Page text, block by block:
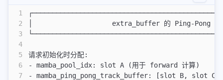
1
2
3
4
5
6
7
│                    extra_buffer 的 Ping-
请求初始化时分配:
- mamba_pool_idx: slot A (用于 forward 计算)
- mamba_ping_pong_track_buffer: [slot B, slot C] (
tutorials
website
hexo